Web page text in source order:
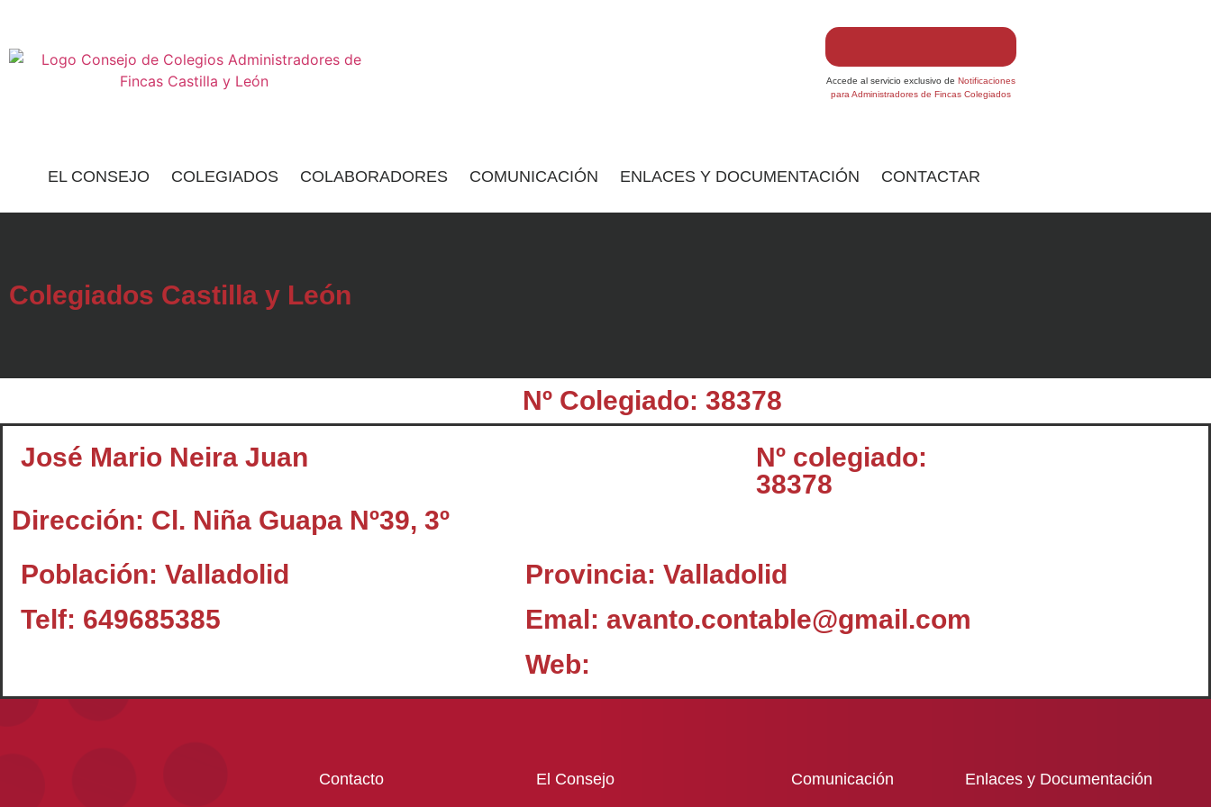
Accede al servicio exclusivo deNotificaciones
para Administradores de Fincas Colegiados
EL CONSEJO COLEGIADOS COLABORADORES COMUNICACIÓN ENLACES Y DOCUMENTACIÓN CONTACTAR
Colegiados Castilla y León
Nº Colegiado: 38378
José Mario Neira Juan
Nº colegiado:
38378
Dirección: Cl. Niña Guapa Nº39, 3º
Población: Valladolid
Provincia: Valladolid
Telf: 649685385
Emal: avanto.contable@gmail.com
Web:
Contacto El Consejo Comunicación Enlaces y Documentación